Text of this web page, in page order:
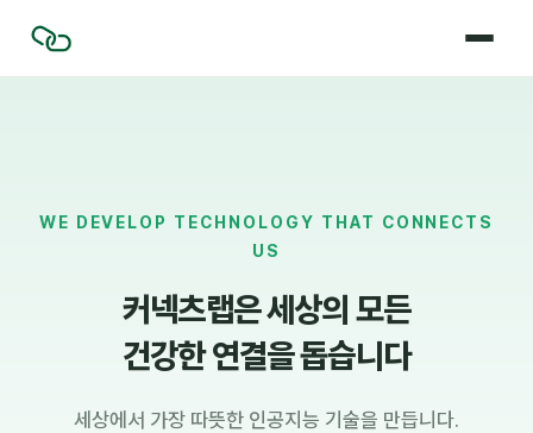
TALK.D. 바로가기
WE DEVELOP TECHNOLOGY THAT CONNECTS
US
커넥츠랩은 세상의 모든
건강한 연결을 돕습니다
세상에서 가장 따뜻한 인공지능 기술을 만듭니다.